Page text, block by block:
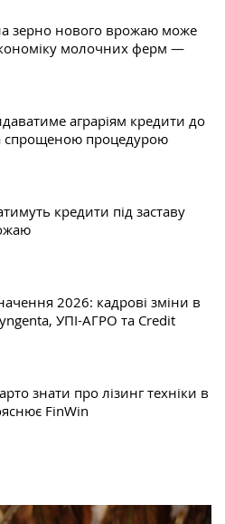
зерно нового врожаю може
молочних ферм —
аграріям кредити до
спрощеною процедурою
кредити під заставу
2026: кадрові зміни в
УПІ-АГРО та Credit
знати про лізинг техніки в
FinWin